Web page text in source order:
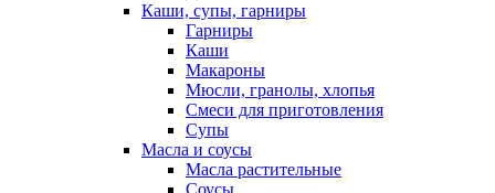
Каши, супы, гарниры
Гарниры
Каши
Макароны
Мюсли, гранолы, хлопья
Смеси для приготовления
Супы
Масла и соусы
Масла растительные
Соусы